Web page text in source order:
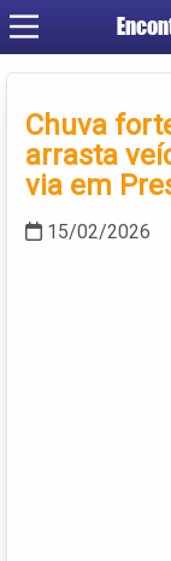
Chuva
arrasta
via em
15/02/2026